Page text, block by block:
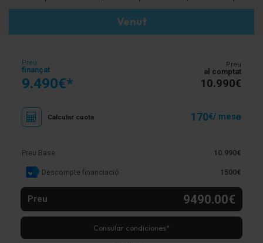
Venut
Preu
finançat
9.490€*
Preu
al comptat
10.990€
Calcular cuota 170€/ mes
Preu Base 10.990€
Descompte financiació 1500€
Preu 9490.00€
Consular condiciones*